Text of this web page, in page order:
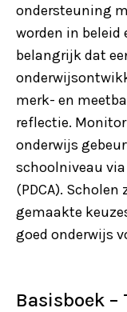
ondersteuning
worden in beleid
belangrijk dat
merk- en
reflectie.
onderwijs
schoolniveau
(PDCA).
gemaakte
goed onderwijs
Basisboek